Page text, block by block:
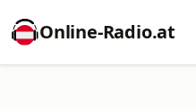
Online‑Radio.at